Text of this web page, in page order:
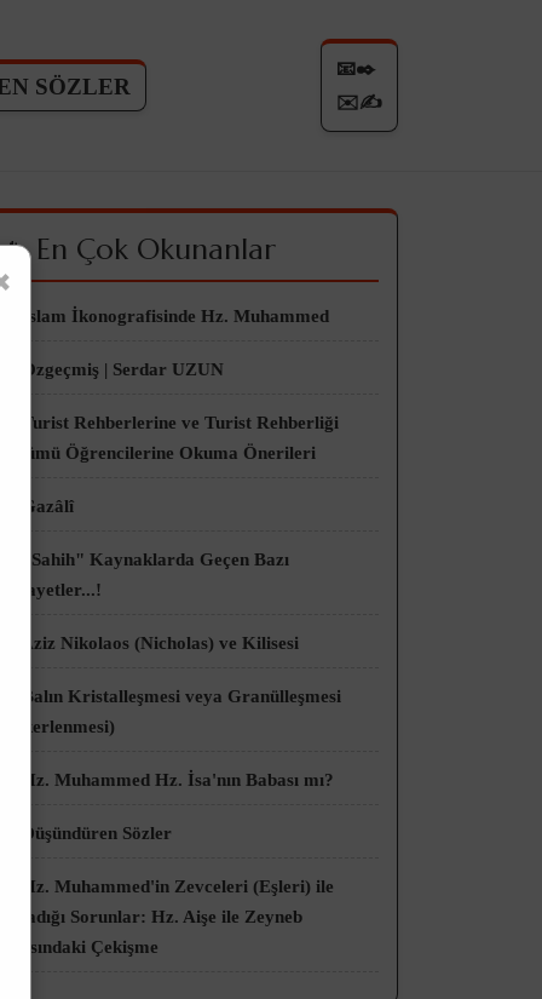
SÖZLER
📧✒️
✉️✍
🔥 En Çok Okunanlar
👀 İslam İkonografisinde Hz. Muhammed
👀 Özgeçmiş | Serdar UZUN
👀 Turist Rehberlerine ve Turist Rehberliği
Bölümü Öğrencilerine Okuma Önerileri
👀 Gazâlî
👀 "Sahih" Kaynaklarda Geçen Bazı
Rivayetler...!
👀 Aziz Nikolaos (Nicholas) ve Kilisesi
👀 Balın Kristalleşmesi veya Granülleşmesi
(Şekerlenmesi)
👀 Hz. Muhammed Hz. İsa'nın Babası mı?
👀 Düşündüren Sözler
👀 Hz. Muhammed'in Zevceleri (Eşleri) ile
Yaşadığı Sorunlar: Hz. Aişe ile Zeyneb
Arasındaki Çekişme